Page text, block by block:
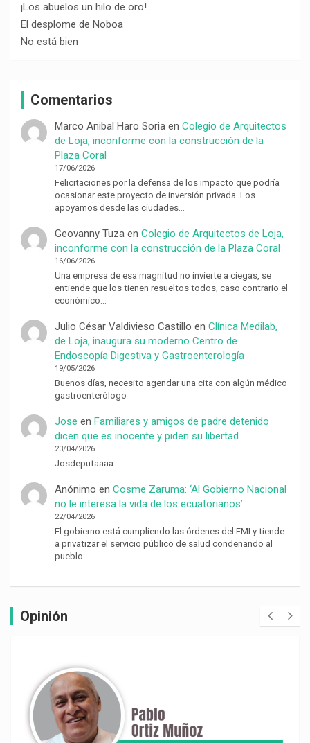
¡Los abuelos un hilo de oro!…
El desplome de Noboa
No está bien
Comentarios
Marco Anibal Haro Soriaen Colegio de Arquitectos
de Loja, inconforme con la construcción de la
Plaza Coral
17/06/2026
Felicitaciones por la defensa de los impacto que podría
ocasionar este proyecto de inversión privada. Los
apoyamos desde las ciudades…
Geovanny Tuzaen Colegio de Arquitectos de Loja,
inconforme con la construcción de la Plaza Coral
16/06/2026
Una empresa de esa magnitud no invierte a ciegas, se
entiende que los tienen resueltos todos, caso contrario el
económico…
Julio César Valdivieso Castillo en Clínica Medilab,
de Loja, inaugura su moderno Centro de
Endoscopía Digestiva y Gastroenterología
19/05/2026
Buenos días, necesito agendar una cita con algún médico
gastroenterólogo
Jose en Familiares y amigos de padre detenido
dicen que es inocente y piden su libertad
23/04/2026
Josdeputaaaa
Anónimo en Cosme Zaruma: ‘Al Gobierno Nacional
no le interesa la vida de los ecuatorianos’
22/04/2026
El gobierno está cumpliendo las órdenes del FMI y tiende
a privatizar el servicio público de salud condenando al
pueblo…
Opinión